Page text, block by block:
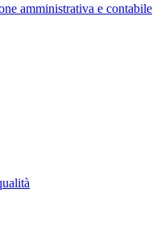
amministrativa e contabile